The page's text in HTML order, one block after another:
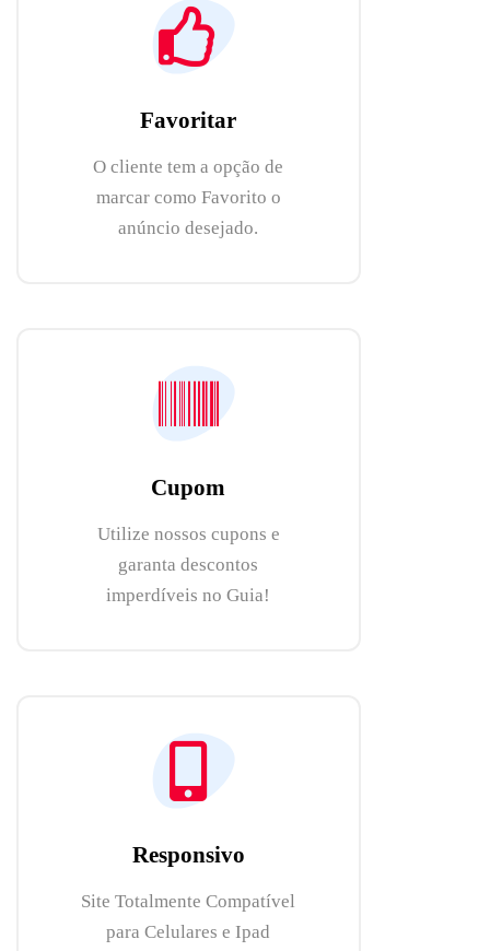
Favoritar
O cliente tem a opção de
marcar como Favorito o
anúncio desejado.
Cupom
Utilize nossos cupons e
garanta descontos
imperdíveis no Guia!
Responsivo
Site Totalmente Compatível
para Celulares e Ipad